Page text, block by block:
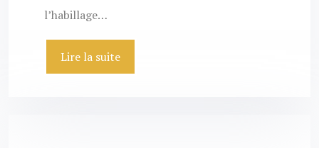
l’habillage…
Lire la suite